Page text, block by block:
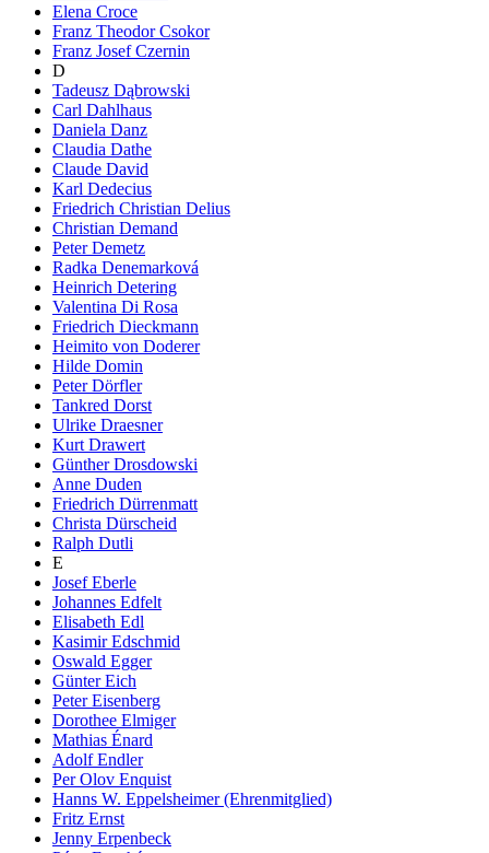
Elena Croce
Franz Theodor Csokor
Franz Josef Czernin
D
Tadeusz Dąbrowski
Carl Dahlhaus
Daniela Danz
Claudia Dathe
Claude David
Karl Dedecius
Friedrich Christian Delius
Christian Demand
Peter Demetz
Radka Denemarková
Heinrich Detering
Valentina Di Rosa
Friedrich Dieckmann
Heimito von Doderer
Hilde Domin
Peter Dörfler
Tankred Dorst
Ulrike Draesner
Kurt Drawert
Günther Drosdowski
Anne Duden
Friedrich Dürrenmatt
Christa Dürscheid
Ralph Dutli
E
Josef Eberle
Johannes Edfelt
Elisabeth Edl
Kasimir Edschmid
Oswald Egger
Günter Eich
Peter Eisenberg
Dorothee Elmiger
Mathias Énard
Adolf Endler
Per Olov Enquist
Hanns W. Eppelsheimer (Ehrenmitglied)
Fritz Ernst
Jenny Erpenbeck